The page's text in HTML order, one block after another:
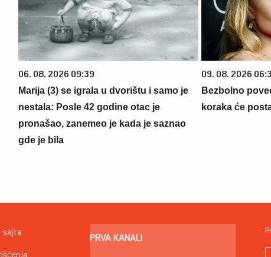
06. 08. 2026 09:39
Marija (3) se igrala u dvorištu i samo je
nestala: Posle 42 godine otac je
pronašao, zanemeo je kada je saznao
gde je bila
09. 08. 2026
Bezbolno
koraka će
sajta
PRVA KANALI